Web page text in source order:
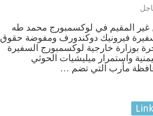
المقيم في لوكسمبورج محمد طه
فيرونيك دوكندورف ومفوضة حقوق
بوزارة خارجية لوكسمبورج السفيرة
واستمرار ميليشيات الحوثي
مأرب التي تضم …